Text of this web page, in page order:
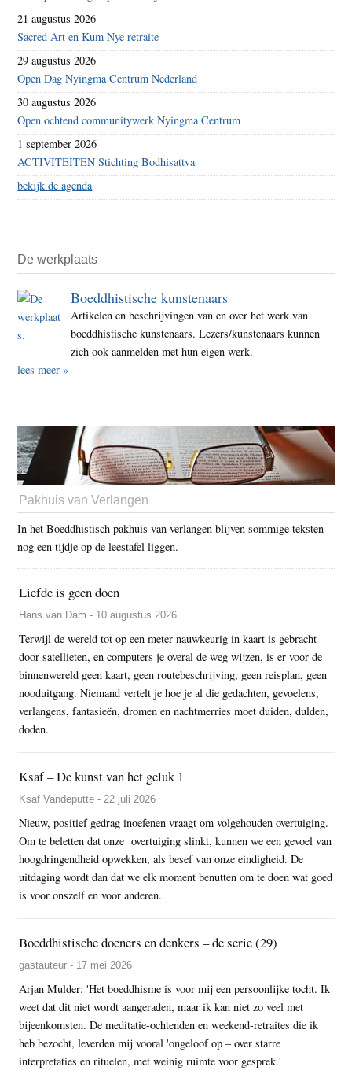
21 augustus 2026
Sacred Art en Kum Nye retraite
29 augustus 2026
Open Dag Nyingma Centrum Nederland
30 augustus 2026
Open ochtend communitywerk Nyingma Centrum
1 september 2026
ACTIVITEITEN Stichting Bodhisattva
bekijk de agenda
De werkplaats
Boeddhistische kunstenaars
Artikelen en beschrijvingen van en over het werk van
boeddhistische kunstenaars. Lezers/kunstenaars kunnen
zich ook aanmelden met hun eigen werk.
lees meer »
Pakhuis van Verlangen
In het Boeddhistisch pakhuis van verlangen blijven sommige teksten
nog een tijdje op de leestafel liggen.
Liefde is geen doen
Hans van Dam - 10 augustus 2026
Terwijl de wereld tot op een meter nauwkeurig in kaart is gebracht
door satellieten, en computers je overal de weg wijzen, is er voor de
binnenwereld geen kaart, geen routebeschrijving, geen reisplan, geen
nooduitgang. Niemand vertelt je hoe je al die gedachten, gevoelens,
verlangens, fantasieën, dromen en nachtmerries moet duiden, dulden,
doden.
Ksaf – De kunst van het geluk 1
Ksaf Vandeputte - 22 juli 2026
Nieuw, positief gedrag inoefenen vraagt om volgehouden overtuiging.
Om te beletten dat onze overtuiging slinkt, kunnen we een gevoel van
hoogdringendheid opwekken, als besef van onze eindigheid. De
uitdaging wordt dan dat we elk moment benutten om te doen wat goed
is voor onszelf en voor anderen.
Boeddhistische doeners en denkers – de serie (29)
gastauteur - 17 mei 2026
Arjan Mulder: 'Het boeddhisme is voor mij een persoonlijke tocht. Ik
weet dat dit niet wordt aangeraden, maar ik kan niet zo veel met
bijeenkomsten. De meditatie-ochtenden en weekend-retraites die ik
heb bezocht, leverden mij vooral 'ongeloof op – over starre
interpretaties en rituelen, met weinig ruimte voor gesprek.'